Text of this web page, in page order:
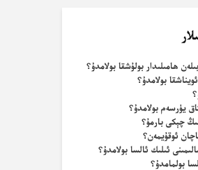
ھامىلىدار بولۇشقا بولامدۇ؟
بولامدۇ؟
يۈرسەم بولامدۇ؟
چېكى بارمۇ؟
ئوقۇيمەن؟
ئىلىك ئالسا بولامدۇ؟
بولمامدۇ؟